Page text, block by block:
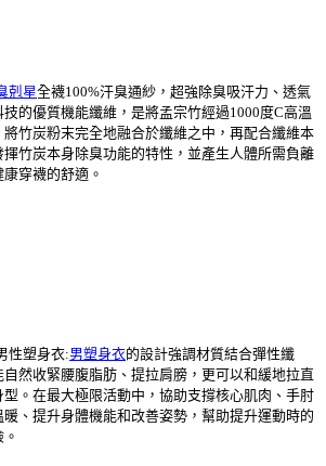
剋星全襪100%汗臭通紗，超強除臭吸汗力、透氣
的優質機能纖維，是將孟宗竹經過1000度C高溫
竹炭粉末完全地融合於纖維之中，再配合纖維本
竹炭本身除臭功能的特性，並產生人體所需負離
穿襪的舒適。
性塑身衣:男塑身衣的設計強調材質結合彈性纖
然收緊腰腹脂肪、提拉肩膀，更可以和緩地拉直
。在最大極限活動中，協助支撐核心肌肉、手肘
、提升身體機能和改善姿勢，幫助提升運動時的